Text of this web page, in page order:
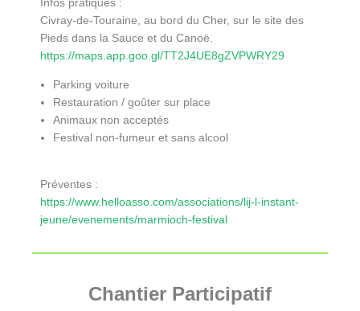
Civray-de-Touraine, au bord du Cher, sur le site des
Pieds dans la Sauce et du Canoë.
https://maps.app.goo.gl/TT2J4UE8gZVPWRY29
Parking voiture
Restauration / goûter sur place
Animaux non acceptés
Festival non-fumeur et sans alcool
Préventes :
https://www.helloasso.com/associations/lij-l-instant-
jeune/evenements/marmioch-festival
Chantier Participatif